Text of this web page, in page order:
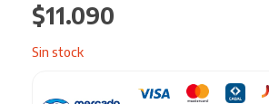
$11.090
Sin stock